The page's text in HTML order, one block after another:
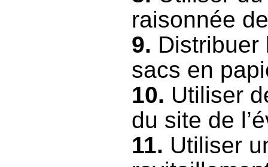
raisonnée
9. Distribuer
sacs en
10. Utiliser
du site de
11. Utiliser